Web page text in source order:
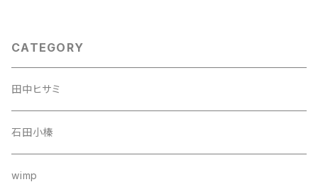
CATEGORY
田中ヒサミ
石田小榛
wimp